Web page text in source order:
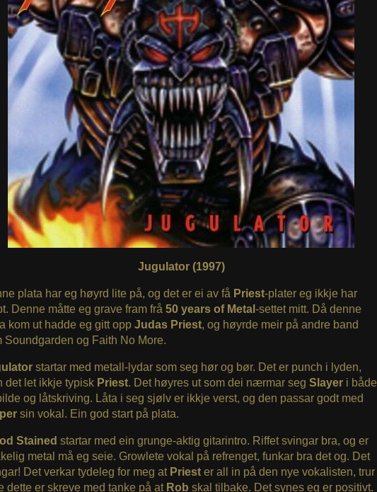
Jugulator (1997)
plata har eg høyrd lite på, og det er ei av få Priest-plater eg ikkje har
Denne måtte eg grave fram frå 50 years of Metal -settet mitt. Då denne
kom ut hadde eg gitt opp Judas Priest, og høyrde meir på andre band
Soundgarden og Faith No More.
startar med metall-lydar som seg hør og bør. Det er punch i lyden,
det let ikkje typisk Priest. Det høyres ut som dei nærmar seg Slayer i både
og låtskriving. Låta i seg sjølv er ikkje verst, og den passar godt med
sin vokal. Ein god start på plata.
Stained startar med ein grunge-aktig gitarintro. Riffet svingar bra, og er
metal må eg seie. Growlete vokal på refrenget, funkar bra det og. Det
Det verkar tydeleg for meg at Priest er all in på den nye vokalisten, trur
dette er skreve med tanke på at Rob skal tilbake. Det synes eg er positivt.